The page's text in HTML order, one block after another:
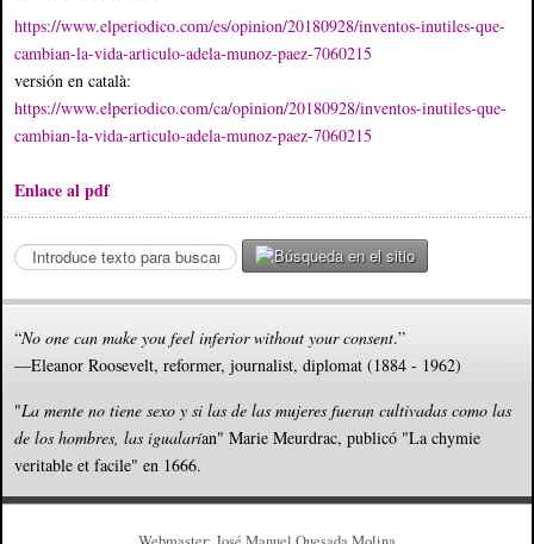
https://www.elperiodico.com/es/opinion/20180928/inventos-inutiles-que-
cambian-la-vida-articulo-adela-munoz-paez-7060215
versión en català:
https://www.elperiodico.com/ca/opinion/20180928/inventos-inutiles-que-
cambian-la-vida-articulo-adela-munoz-paez-7060215
Enlace al pdf
S
e
a
h
.
“No one can make you feel inferior without your consent.”
—Eleanor Roosevelt, reformer, journalist, diplomat (1884 - 1962)
"La mente no tiene sexo y si las de las mujeres fueran cultivadas como las
de los hombres, las igualarían" Marie Meurdrac, publicó "La chymie
veritable et facile" en 1666.